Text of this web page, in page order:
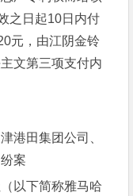
之日起10日内付
元，由江阴金铃
文第三项支付内
田集团公司、
案
以下简称雅马哈